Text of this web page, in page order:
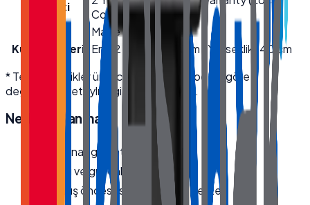
Garanti
Country)
Made in Türkiye
Kutu Ölçüleri
En 42 cm · Boy 62 cm · Yükseklik 140 cm
* Teknik özellikler üretici kaynaklıdır; modele göre
değişebilir. Detaylı bilgi için bize ulaşın.
Neden Quanmax
Orijinal, garantili ürün
Hızlı ve güvenli kargo
Satış öncesi/sonrası teknik destek